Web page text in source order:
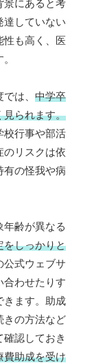
景にあると考
達していない
性も高く、医
は、 中学卒
見られます。
校行事や部活
のリスクは依
有の怪我や病
年齢が異なる
をしっかりと
公式ウェブサ
合わせたりす
きます。助成
きの方法など
認しておき
費助成を受け